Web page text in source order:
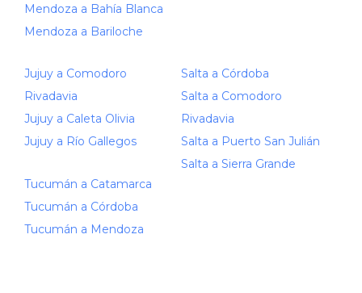
Mendoza a Bahía Blanca
Mendoza a Bariloche
Jujuy a Comodoro
Rivadavia
Jujuy a Caleta Olivia
Jujuy a Río Gallegos
Tucumán a Catamarca
Tucumán a Córdoba
Tucumán a Mendoza
Salta a Córdoba
Salta a Comodoro
Rivadavia
Salta a Puerto San Julián
Salta a Sierra Grande